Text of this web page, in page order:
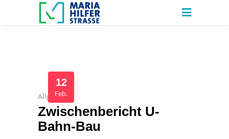
12
Feb.
Allgemein
Zwischenbericht U-
Bahn-Bau